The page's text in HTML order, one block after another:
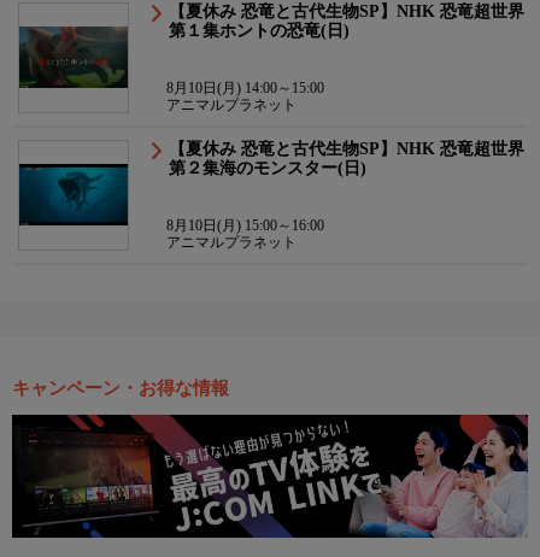
【夏休み 恐竜と古代生物SP】NHK 恐竜超世界
第１集ホントの恐竜(日)
8月10日(月) 14:00～15:00
アニマルプラネット
【夏休み 恐竜と古代生物SP】NHK 恐竜超世界
第２集海のモンスター(日)
8月10日(月) 15:00～16:00
アニマルプラネット
キャンペーン・お得な情報